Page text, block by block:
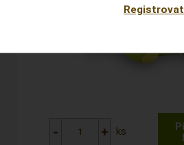
ks
Registrovat